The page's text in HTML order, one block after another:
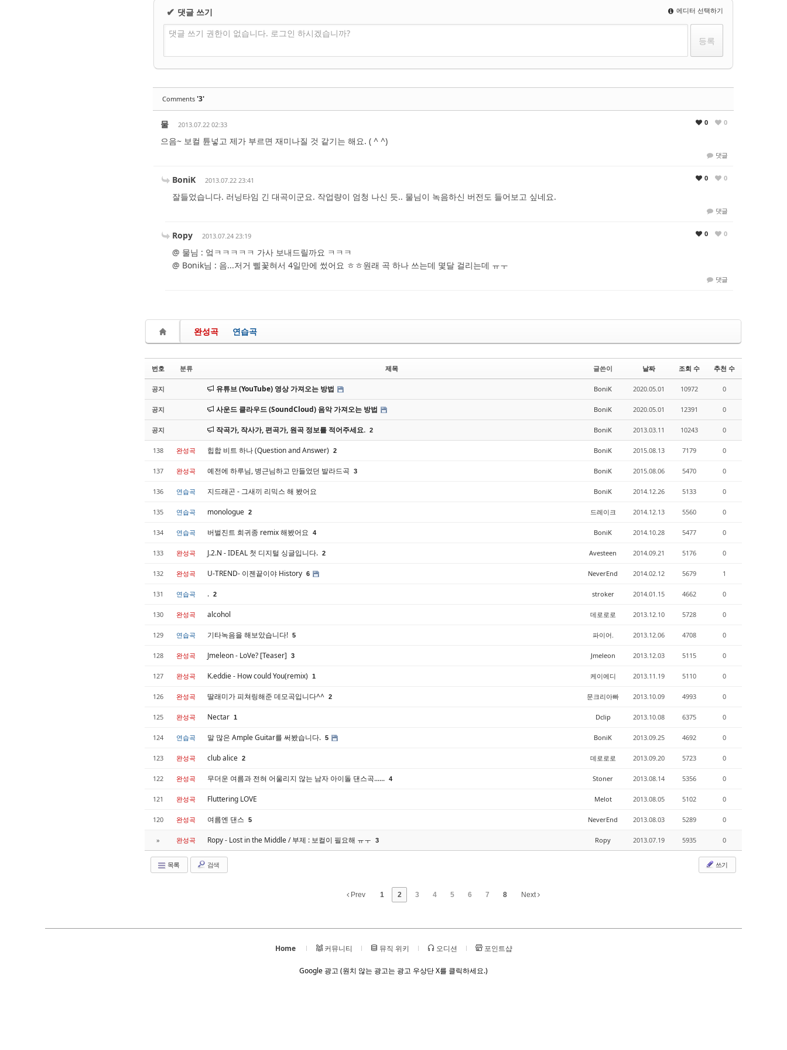
✔ 댓글 쓰기 에디터 선택하기
댓글 쓰기 권한이 없습니다. 로그인 하시겠습니까?
Comments '3'
물 2013.07.22 02:33
으음~ 보컬 튠넣고 제가 부르면 재미나질 것 같기는 해요. ( ^ ^)
댓글
0 0
BoniK 2013.07.22 23:41
잘들었습니다. 러닝타임 긴 대곡이군요. 작업량이 엄청 나신 듯.. 물님이 녹음하신 버전도 들어보고 싶네요.
댓글
0 0
Ropy 2013.07.24 23:19
@ 물님 : 엌ㅋㅋㅋㅋㅋ 가사 보내드릴까요 ㅋㅋㅋ
@ Bonik님 : 음...저거 삘꽃혀서 4일만에 썼어요 ㅎㅎ원래 곡 하나 쓰는데 몇달 걸리는데 ㅠㅜ
댓글
0 0
완성곡 연습곡
번호 분류 제목 글쓴이 날짜 조회 수 추천 수
공지 유튜브 (YouTube) 영상 가져오는 방법 BoniK 2020.05.01 10972 0
공지 사운드 클라우드 (SoundCloud) 음악 가져오는 방법 BoniK 2020.05.01 12391 0
공지 작곡가, 작사가, 편곡가, 원곡 정보를 적어주세요. 2 BoniK 2013.03.11 10243 0
138 완성곡 힙합 비트 하나 (Question and Answer) 2 BoniK 2015.08.13 7179 0
137 완성곡 예전에 하루님, 병근님하고 만들었던 발라드곡 3 BoniK 2015.08.06 5470 0
136 연습곡 지드래곤 - 그새끼 리믹스 해 봤어요 BoniK 2014.12.26 5133 0
135 연습곡 monologue 2 드레이크 2014.12.13 5560 0
134 연습곡 버벌진트 희귀종 remix 해봤어요 4 BoniK 2014.10.28 5477 0
133 완성곡 J.2.N - IDEAL 첫 디지털 싱글입니다. 2 Avesteen 2014.09.21 5176 0
132 완성곡 U-TREND- 이젠끝이야 History 6 NeverEnd 2014.02.12 5679 1
131 연습곡 . 2 stroker 2014.01.15 4662 0
130 완성곡 alcohol 데로로로 2013.12.10 5728 0
129 연습곡 기타녹음을 해보았습니다! 5 파이어. 2013.12.06 4708 0
128 완성곡 Jmeleon - LoVe? [Teaser] 3 Jmeleon 2013.12.03 5115 0
127 완성곡 K.eddie - How could You(remix) 1 케이에디 2013.11.19 5110 0
126 완성곡 딸래미가 피쳐링해준 데모곡입니다^^ 2 문크리아빠 2013.10.09 4993 0
125 완성곡 Nectar 1 Dclip 2013.10.08 6375 0
124 연습곡 말 많은 Ample Guitar를 써봤습니다. 5 BoniK 2013.09.25 4692 0
123 완성곡 club alice 2 데로로로 2013.09.20 5723 0
122 완성곡 무더운 여름과 전혀 어울리지 않는 남자 아이돌 댄스곡...... 4 Stoner 2013.08.14 5356 0
121 완성곡 Fluttering LOVE Melot 2013.08.05 5102 0
120 완성곡 여름엔 댄스 5 NeverEnd 2013.08.03 5289 0
» 완성곡 Ropy - Lost in the Middle / 부제 : 보컬이 필요해 ㅠㅜ 3 Ropy 2013.07.19 5935 0
목록 검색 쓰기
Prev 1 2 3 4 5 6 7 8 Next
Home 커뮤니티 뮤직 위키 오디션 포인트샵
Google 광고 (원치 않는 광고는 광고 우상단 X를 클릭하세요.)